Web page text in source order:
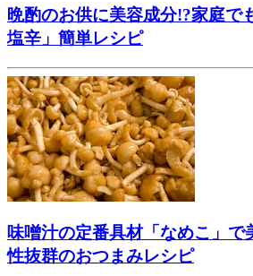
晩酌のお供に美容成分!?家庭で
塩辛」簡単レシピ
味噌汁の定番具材「なめこ」で
性抜群のおつまみレシピ